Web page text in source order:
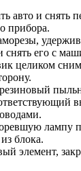
авто и снять
прибора.
снять его с
целиком
лампу
блока.
элемент,